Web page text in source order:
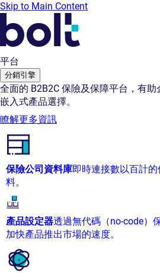
Skip to Main Content
平台
分銷引擎
全面的 B2B2C 保險及保障平台，有
嵌入式產品選擇。
瞭解更多資訊
保險公司資料庫即時連接數以百計
料。
產品設定器透過無代碼（no-code）
加快產品推出市場的速度。